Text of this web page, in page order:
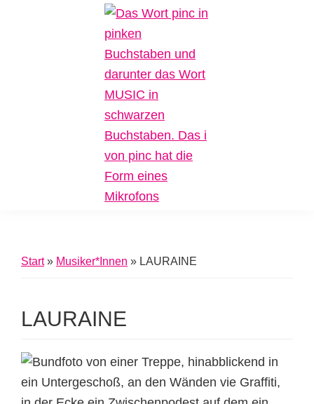
Inklusive
Start» Musiker*Innen » LAURAINE
LAURAINE